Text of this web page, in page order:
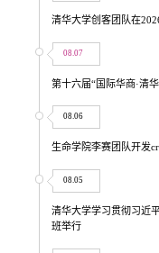
清华大学创客团队在
08.07
第十六届“国际华商·清
08.06
生命学院李赛团队开发
08.05
清华大学学习贯彻习近
班举行